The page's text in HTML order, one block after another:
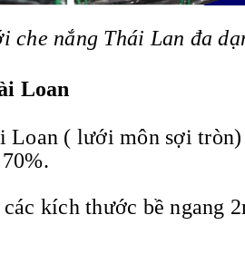
che nắng Thái Lan đa
Loan
( lưới môn sợi
kích thước bề ngang